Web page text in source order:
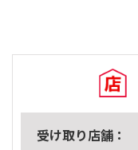
受け取り店舗：